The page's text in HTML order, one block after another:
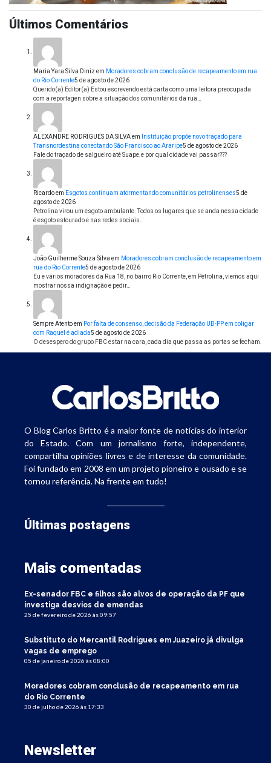
Últimos Comentários
Maria Yara Silva Dinizem Moradores cobram conclusão de recapeamento em rua
do Rio Corrente5 de agosto de 2026
Querido(a) Editor(a) Estou escrevendo está carta como uma leitora preocupada
com a reportagen sobre a situação dos comunitários da rua…
ALEXANDRE RODRIGUES DA SILVAem
Instituição propõe novo traçado para
Transnordestina conectando São Francisco ao Araripe5 de agosto de 2026
Fale do traçado de salgueiro até Suape.e por qual cidade vai passar???
Ricardoem Esgotos continuam atormentando comunitários petrolinenses5 de
agosto de 2026
Petrolina virou um esgoto ambulante. Todos os lugares que se anda nessa cidade
é esgoto estourado e nas redes sociais…
João Guilherme Souza Silva em Moradores cobram conclusão de recapeamento em
rua do Rio Corrente5 de agosto de 2026
Eu e vários moradores da Rua 18, no bairro Rio Corrente, em Petrolina, viemos aqui
mostrar nossa indignação e pedir…
Sempre Atentoem Por falta de consenso, decisão da Federação UB-PP em coligar
com Raquel é adiada5 de agosto de 2026
O desespero do grupo FBC estar na cara, cada dia que passa as portas se fecham.
O Blog Carlos Britto é a maior fonte de notícias do interior
do Estado. Com um jornalismo forte, independente,
compartilha opiniões livres e de interesse da comunidade.
Foi fundado em 2008 em um projeto pioneiro e ousado e se
tornou referência. Na frente em tudo!
Últimas postagens
Mais comentadas
Ex-senador FBC e filhos são alvos de operação da PF que
investiga desvios de emendas
25 de fevereiro de 2026 às 09:57
Substituto do Mercantil Rodrigues em Juazeiro já divulga
vagas de emprego
05 de janeiro de 2026 às 08:00
Moradores cobram conclusão de recapeamento em rua
do Rio Corrente
30 de julho de 2026 às 17:33
Newsletter